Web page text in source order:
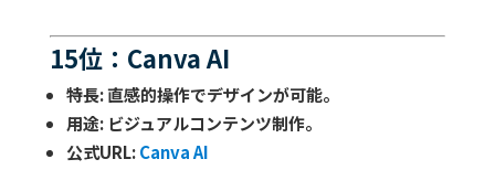
15位：Canva AI
特長: 直感的操作でデザインが可能。
用途: ビジュアルコンテンツ制作。
公式URL:Canva AI